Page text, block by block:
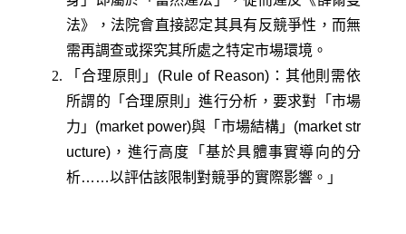
法》，法院會直接認定其具有反競爭性，而無
需再調查或探究其所處之特定市場環境。
「合理原則」(Rule of Reason)：其他則需依
所謂的「合理原則」進行分析，要求對「市場
力」(market power)與「市場結構」(market str
ucture)，進行高度「基於具體事實導向的分
析……以評估該限制對競爭的實際影響。」